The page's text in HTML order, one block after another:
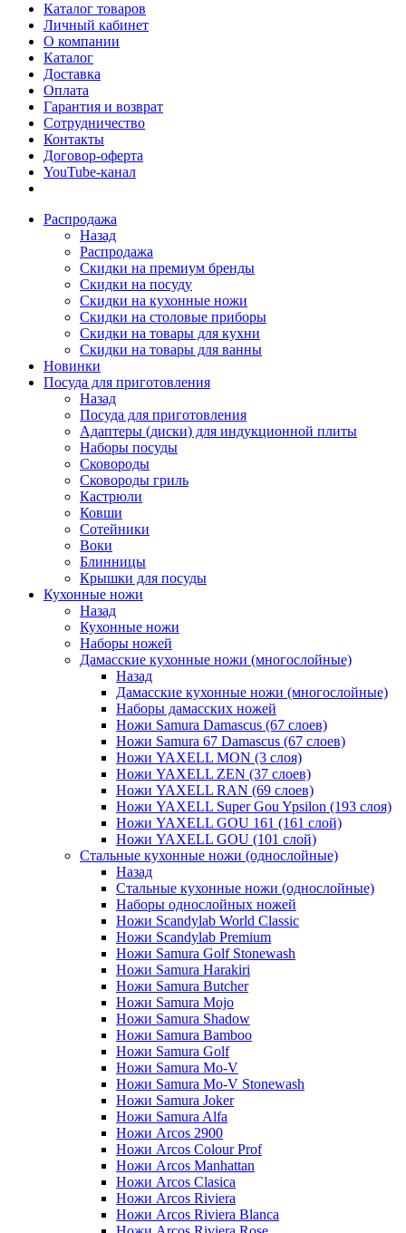
Каталог товаров
Личный кабинет
О компании
Каталог
Доставка
Оплата
Гарантия и возврат
Сотрудничество
Контакты
Договор-оферта
YouTube-канал
Распродажа
Назад
Распродажа
Скидки на премиум бренды
Скидки на посуду
Скидки на кухонные ножи
Скидки на столовые приборы
Скидки на товары для кухни
Скидки на товары для ванны
Новинки
Посуда для приготовления
Назад
Посуда для приготовления
Адаптеры (диски) для индукционной плиты
Наборы посуды
Сковороды
Сковороды гриль
Кастрюли
Ковши
Сотейники
Воки
Блинницы
Крышки для посуды
Кухонные ножи
Назад
Кухонные ножи
Наборы ножей
Дамасские кухонные ножи (многослойные)
Назад
Дамасские кухонные ножи (многослойные)
Наборы дамасских ножей
Ножи Samura Damascus (67 слоев)
Ножи Samura 67 Damascus (67 слоев)
Ножи YAXELL MON (3 слоя)
Ножи YAXELL ZEN (37 слоев)
Ножи YAXELL RAN (69 слоев)
Ножи YAXELL Super Gou Ypsilon (193 слоя)
Ножи YAXELL GOU 161 (161 слой)
Ножи YAXELL GOU (101 слой)
Стальные кухонные ножи (однослойные)
Назад
Стальные кухонные ножи (однослойные)
Наборы однослойных ножей
Ножи Scandylab World Classic
Ножи Scandylab Premium
Ножи Samura Golf Stonewash
Ножи Samura Harakiri
Ножи Samura Butcher
Ножи Samura Mojo
Ножи Samura Shadow
Ножи Samura Bamboo
Ножи Samura Golf
Ножи Samura Mo-V
Ножи Samura Mo-V Stonewash
Ножи Samura Joker
Ножи Samura Alfa
Ножи Arcos 2900
Ножи Arcos Colour Prof
Ножи Arcos Manhattan
Ножи Arcos Clasica
Ножи Arcos Riviera
Ножи Arcos Riviera Blanca